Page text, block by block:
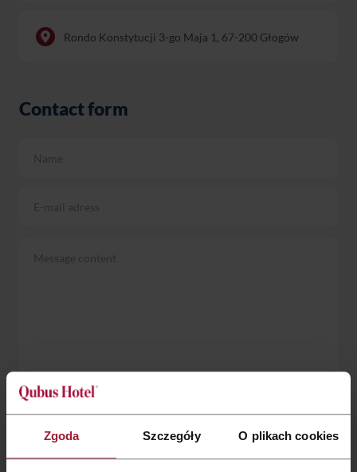
Zgoda Szczegóły O plikach cookies
Contact form
Information regarding the processing of personal data
details
Rondo Konstytucji 3-go Maja 1, 67-200 Głogów